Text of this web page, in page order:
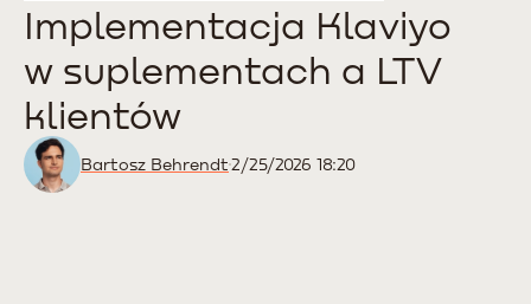
Implementacja Klaviyo
w suplementach a LTV
klientów
Bartosz Behrendt2/25/2026 18:20